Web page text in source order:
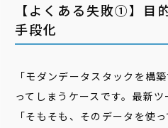
【よくある失敗①】目
手段化
「モダンデータスタックを構
ってしまうケースです。最新ツ
「そもそも、そのデータを使